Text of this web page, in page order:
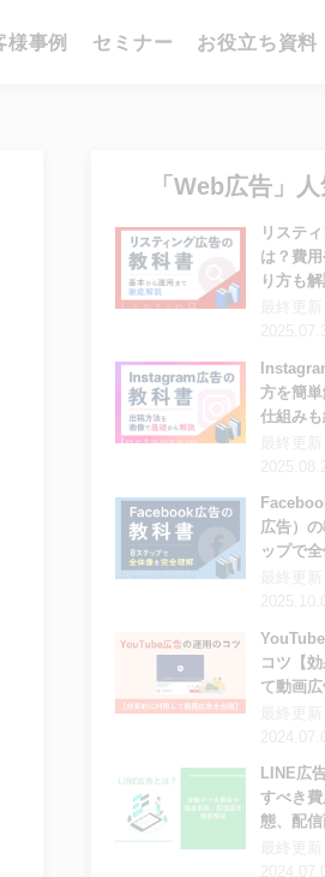
様事例 セミナー お役立ち資料
「Web広告」
リステ
は？費
り方も
方を簡
仕組み
広告）
ップで
コツ【
て動画広
LINE広
すべき
態、配